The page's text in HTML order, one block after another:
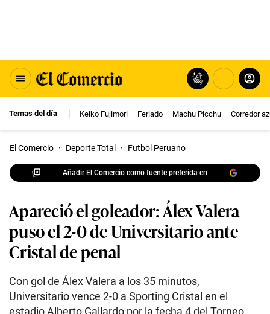
Temas del día Keiko Fujimori Feriado Machu Picchu Corredor
El Comercio · Deporte Total · Futbol Peruano
Añadir El Comercio como fuente preferida en
Apareció el goleador: Álex Valera
puso el 2-0 de Universitario ante
Cristal de penal
Con gol de Álex Valera a los 35 minutos,
Universitario vence 2-0 a Sporting Cristal en el
estadio Alberto Gallardo por la fecha 4 del Torneo